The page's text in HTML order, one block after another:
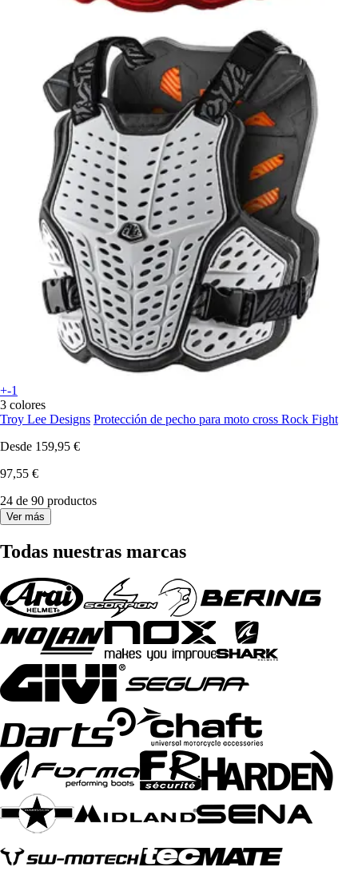
+-1
3 colores
Troy Lee Designs Protección de pecho para moto cross Rock Fight
Desde 159,95 €
97,55 €
24 de 90 productos
Ver más
Todas nuestras marcas